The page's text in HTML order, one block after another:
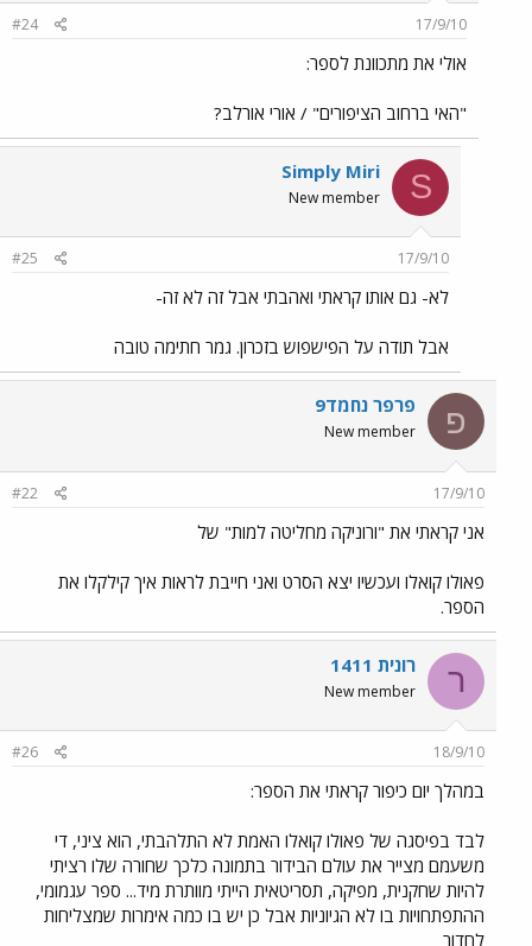
17/9/10
#24
אולי את מתכוונת לספר:
"האי ברחוב הציפורים" / אורי אורלב?
S
Simply Miri
New member
17/9/10
#25
לא- גם אותו קראתי ואהבתי אבל זה לא זה-
אבל תודה על הפישפוש בזכרון. גמר חתימה טובה
פ פרפר נחמד9
New member
17/9/10
#22
אני קראתי את "ורוניקה מחליטה למות" של
פאולו קואלו ועכשיו יצא הסרט ואני חייבת לראות איך קילקלו את
הספר.
ר רונית 1411
New member
18/9/10
#26
במהלך יום כיפור קראתי את הספר:
לבד בפיסגה של פאולו קואלו האמת לא התלהבתי, הוא ציני, די
משעמם מצייר את עולם הבידור בתמונה כלכך שחורה שלו רציתי
להיות שחקנית, מפיקה, תסריטאית הייתי מוותרת מיד... ספר עגמומי,
ההתפתחויות בו לא הגיוניות אבל כן יש בו כמה אימרות שמצליחות
לחדור